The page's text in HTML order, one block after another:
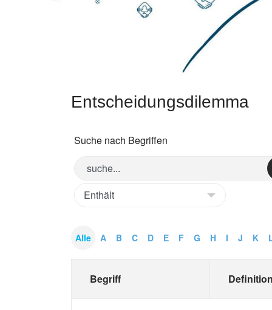
Entscheidungsdilemma
Suche nach Begriffen
Alle A B C D E F G H I J K
Begriff